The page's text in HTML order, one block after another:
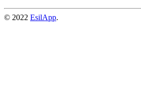
© 2022 EsilApp.